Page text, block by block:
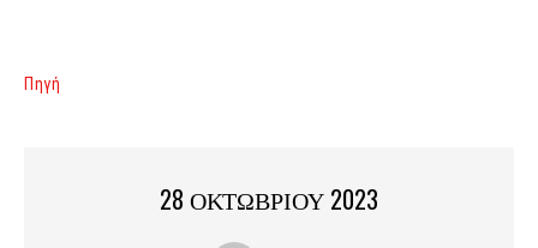
Πηγή
28 ΟΚΤΩΒΡΙΟΥ 2023